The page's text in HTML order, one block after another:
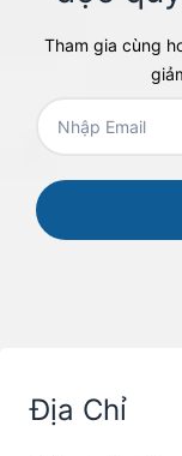
Tham gia cùng
Địa Chỉ